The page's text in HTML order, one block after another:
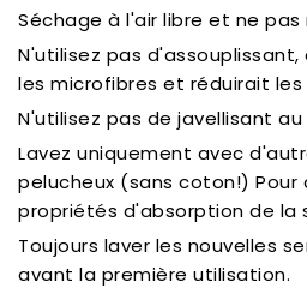
Séchage à l'air libre et ne pas
N'utilisez pas
les microfibres et réduirait
N'utilisez pas de javellisant au
Lavez uniquement avec
pelucheux (sans coton!) Pour
propriétés d'absorption de la
Toujours laver les nouvelles
avant la première utilisation.